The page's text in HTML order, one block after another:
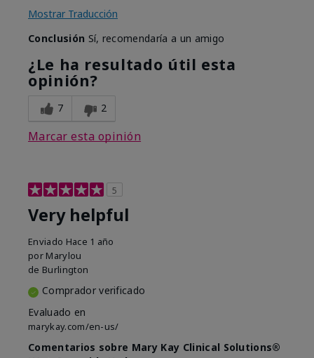
Mostrar Traducción
Conclusión Sí, recomendaría a un amigo
¿Le ha resultado útil esta
opinión?
7 2
Marcar esta opinión
5
Very helpful
Enviado Hace 1 año
por Marylou
de Burlington
Comprador verificado
Evaluado en
marykay.com/en-us/
Comentarios sobre Mary Kay Clinical Solutions®